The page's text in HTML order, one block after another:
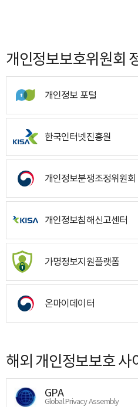
개인정보보호위원회
개인정보 포털
한국인터넷진흥원
개인정보분쟁조정위원회
개인정보침해신고센터
가명정보지원플랫폼
온마이데이터
해외 개인정보보호 사
GPA
Global Privacy Assembly